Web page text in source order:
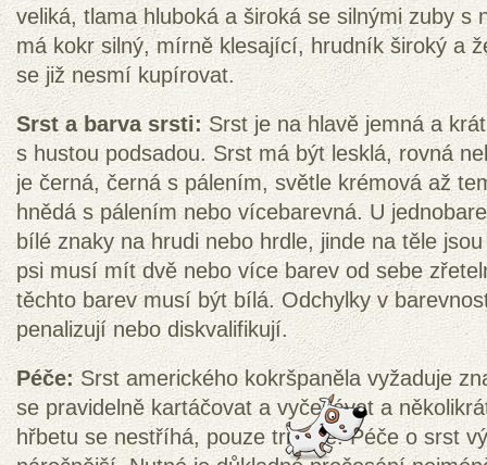
veliká, tlama hluboká a široká se silnými zuby s
má kokr silný, mírně klesající, hrudník široký a
se již nesmí kupírovat.
Srst a barva srsti: Srst je na hlavě jemná a
s hustou podsadou. Srst má být lesklá, rovná
je černá, černá s pálením, světle krémová až
hnědá s pálením nebo vícebarevná. U
bílé znaky na hrudi nebo hrdle, jinde na těle
psi musí mít dvě nebo více barev od sebe
těchto barev musí být bílá. Odchylky v
penalizují nebo diskvalifikují.
Péče:Srst amerického kokršpaněla vyžaduje
se pravidelně kartáčovat a vyčesávat a
hřbetu se nestříhá, pouze trimuje. Péče o srst